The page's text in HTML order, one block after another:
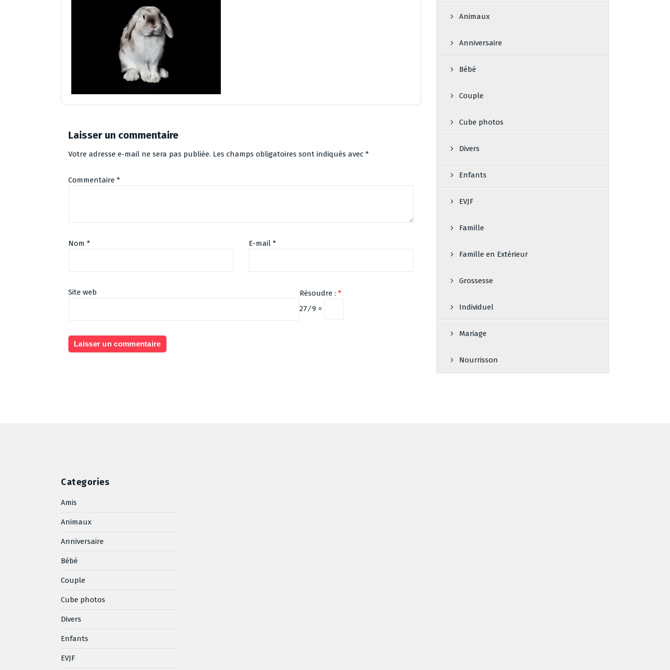
Laisser un commentaire
Votre adresse e-mail ne sera pas publiée. Les champs obligatoires sont indiqués avec *
Commentaire *
Nom * E-mail *
Site web Résoudre : *
27 ⁄ 9 =
Animaux
Anniversaire
Bébé
Couple
Cube photos
Divers
Enfants
EVJF
Famille
Famille en Extérieur
Grossesse
Individuel
Mariage
Nourrisson
Categories
Amis
Animaux
Anniversaire
Bébé
Couple
Cube photos
Divers
Enfants
EVJF